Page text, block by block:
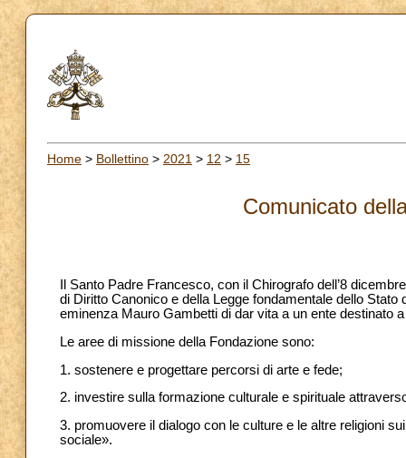
Home > Bollettino > 2021 > 12 > 15
Comunicato
Il Santo Padre Francesco, con il Chirografo dell’8
di Diritto Canonico e della Legge fondamentale dello
eminenza Mauro Gambetti di dar vita a un ente destinato
Le aree di missione della Fondazione sono:
1. sostenere e progettare percorsi di arte e fede;
2. investire sulla formazione culturale e spirituale
3. promuovere il dialogo con le culture e le altre religioni
sociale».